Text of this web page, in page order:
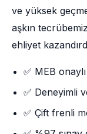
ve yüksek
aşkın
ehliyet
✅ MEB
✅ Deneyimli
✅ Çift frenli